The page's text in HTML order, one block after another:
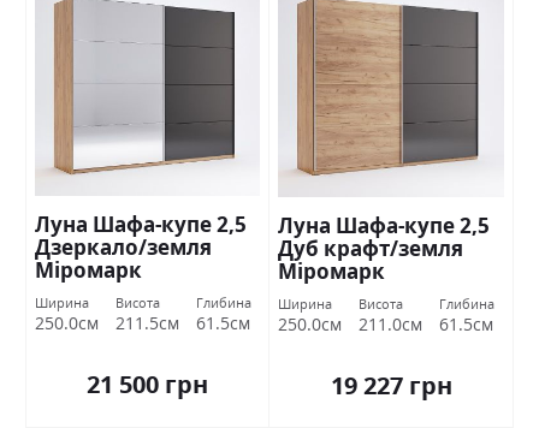
Луна Шафа-купе 2,5
Дзеркало/земля
Міромарк
Ширина
250.0см
Висота
211.5см
Глибина
61.5см
21 500 грн
Луна Шафа-купе 2,5
Дуб крафт/земля
Міромарк
Ширина
250.0см
Висота
211.0см
Глибина
61.5см
19 227 грн